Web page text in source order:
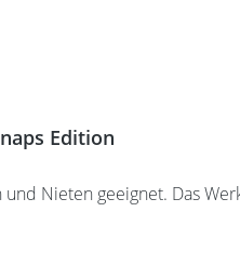
Edition
Nieten geeignet. Das